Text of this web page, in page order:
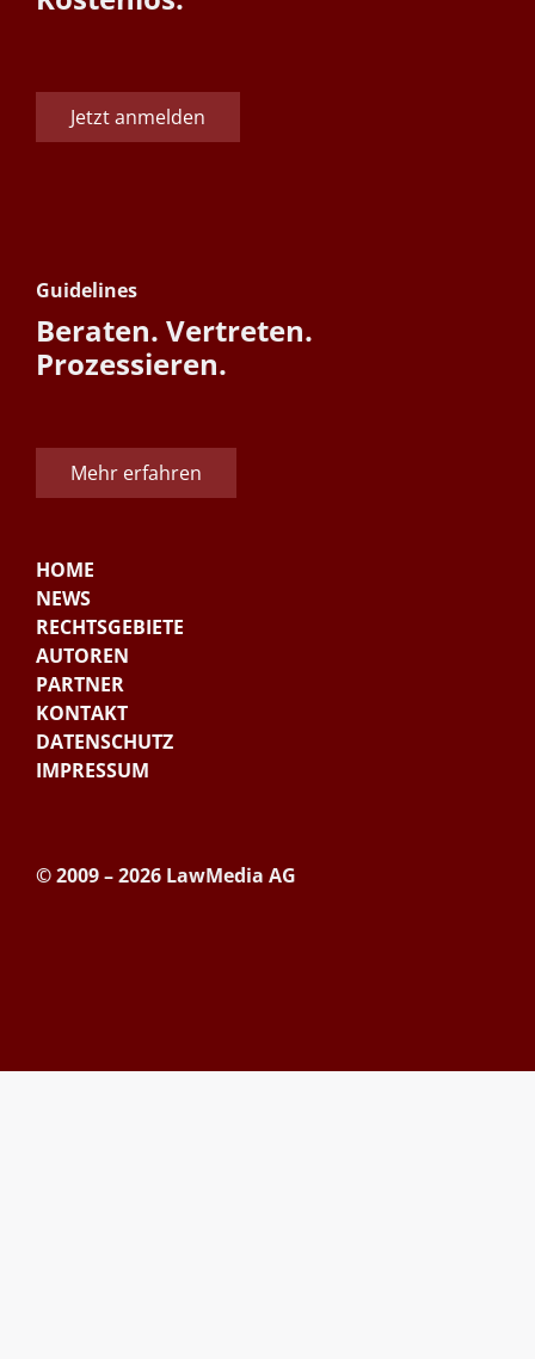
Jetzt anmelden
Guidelines
Beraten. Vertreten.
Prozessieren.
Mehr erfahren
HOME
NEWS
RECHTSGEBIETE
AUTOREN
PARTNER
KONTAKT
DATENSCHUTZ
IMPRESSUM
© 2009 – 2026 LawMedia AG